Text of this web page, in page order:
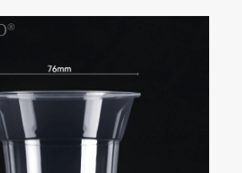
Quelle est la taille du marché des gobelets pour
Voir plus >>